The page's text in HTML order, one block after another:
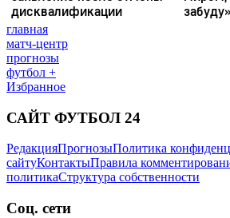
главная
матч-центр
прогнозы
футбол +
Избранное
САЙТ ФУТБОЛ 24
РедакцияПрогнозыПолитика
сайтуКонтактыПравила
политикаСтруктура собственности
Соц. сети